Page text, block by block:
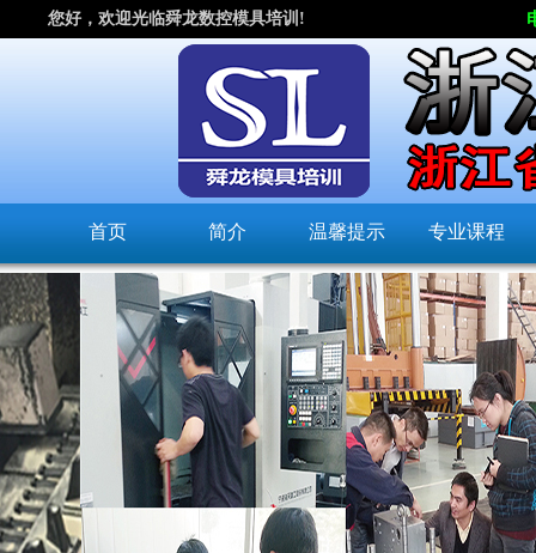
您好，欢迎光临舜龙数控模具培训!
首页 简介 温馨提示 专业课程